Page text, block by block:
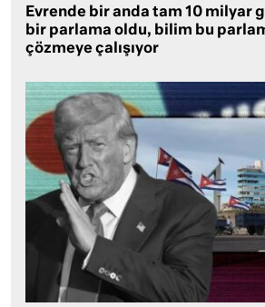
Evrende bir anda tam 10 milyar
bir parlama oldu, bilim bu
çözmeye çalışıyor